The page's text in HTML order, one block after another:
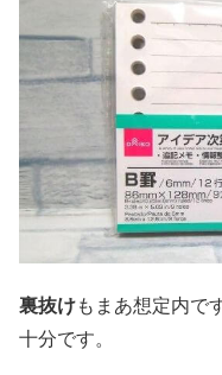
裏抜けもまあ想定内で
十分です。